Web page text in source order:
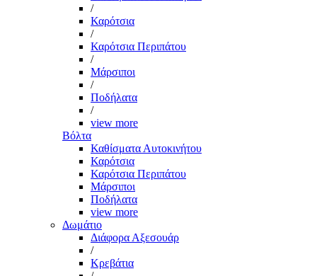
/
Καρότσια
/
Καρότσια Περιπάτου
/
Μάρσιποι
/
Ποδήλατα
/
view more
Βόλτα
Καθίσματα Αυτοκινήτου
Καρότσια
Καρότσια Περιπάτου
Μάρσιποι
Ποδήλατα
view more
Δωμάτιο
Διάφορα Αξεσουάρ
/
Κρεβάτια